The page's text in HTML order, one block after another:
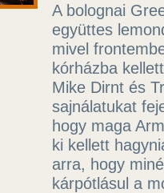
A bolognai
együttes
mivel
kórházba
Mike Dirnt és
sajnálatukat
hogy maga
ki kellett
arra, hogy
kárpótlásul a